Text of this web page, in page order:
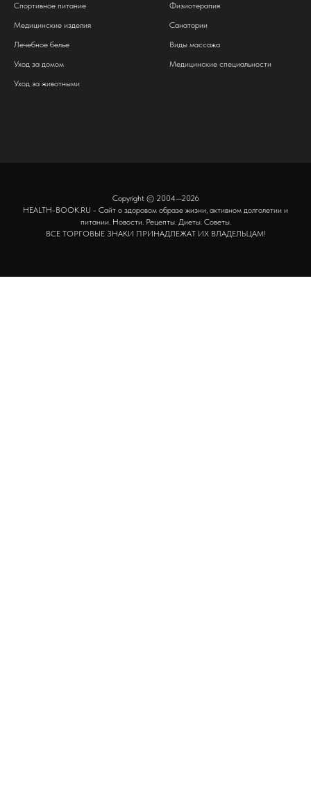
Спортивное питание
Медицинские изделия
Лечебное белье
Уход за домом
Уход за животными
Физиотерапия
Санатории
Виды массажа
Медицинские специальности
Copyright © 2004—2026
HEALTH-BOOK.RU - Сайт о здоровом образе жизни, активном долголетии и
питании. Новости. Рецепты. Диеты. Советы.
ВСЕ ТОРГОВЫЕ ЗНАКИ ПРИНАДЛЕЖАТ ИХ ВЛАДЕЛЬЦАМ!